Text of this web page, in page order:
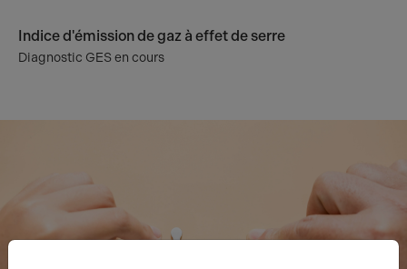
Indice d'émission de gaz à effet de serre
Diagnostic GES en cours